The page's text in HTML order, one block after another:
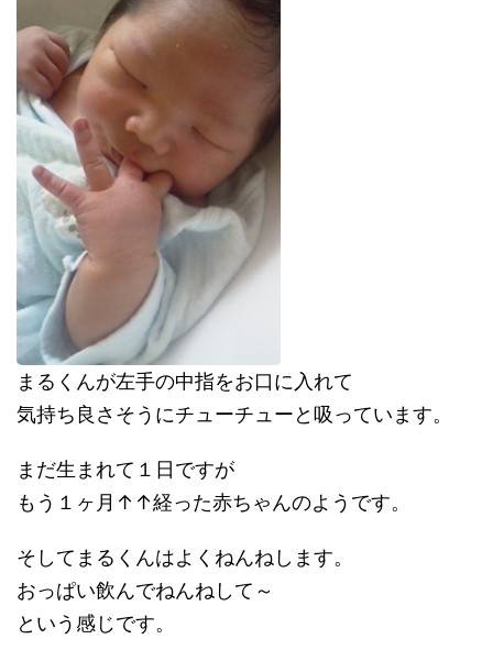
まるくんが左手の中指をお口に入れて
気持ち良さそうにチューチューと吸っています。
まだ生まれて１日ですが
もう１ヶ月↑↑経った赤ちゃんのようです。
そしてまるくんはよくねんねします。
おっぱい飲んでねんねして～
という感じです。